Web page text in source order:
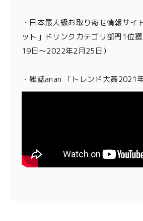
・ 日本最大級お取り寄せ情報サイ
ット」ドリンクカテゴリ部門1位
19日〜2022年2月25日）
・雑誌anan 「トレンド大賞2021年